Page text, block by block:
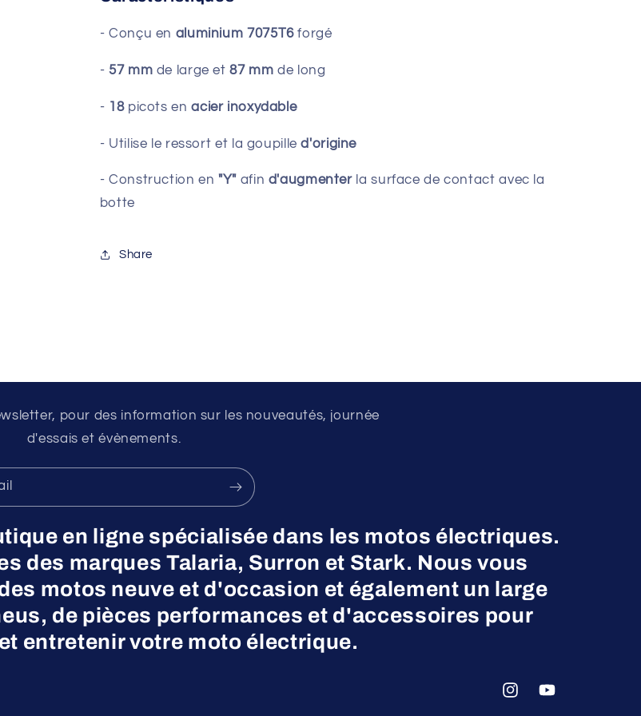
- Conçu en aluminium 7075T6 forgé
- 57 mm de large et 87 mm de long
- 18 picots en acier inoxydable
- Utilise le ressort et la goupille d'origine
- Construction en "Y" afin d'augmenter la surface de contact avec la
botte
Share
pour des information sur les nouveautés, journée
d'essais et évènements.
en ligne spécialisée dans les motos électriques.
des marques Talaria, Surron et Stark. Nous vous
motos neuve et d'occasion et également un large
de pièces performances et d'accessoires pour
entretenir votre moto électrique.
InstagramYouTube